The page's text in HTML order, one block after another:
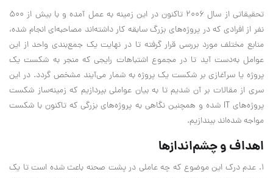
تحقیقاتی از سال 2006 تاکنون در این زمینه به عمل آمده و با بیش از 500
نفر از افرادی که در پروژه‌های بزرگ سابقه کار داشته‌اند مصاحبه‌ای انجام شده،
منابع مختلف مورد بررسی قرار گرفته تا در نهایت یک جمع‌بندی واحد از این
عوامل به‌دست آید تا در مجموع اشتباهات رایجی که منجر به شکست یک
پروژه یا سرآغازی بر شکست یک پروژه به شمار می‌آیند مشخص گردد. در این
سری از مقالات بر آن شدیم تا به بیان عواملی بپردازیم که زمینه‌ساز شکست
پروژه‌های IT شده و همچنین نگاهی به‌ پروژه‌های بزرگی که تاکنون با شکست
مواجه شده‌اند بیندازیم.
اهداف و چشم‌اندازها
1. عدم درک این موضوع که چه عاملی در پشت صحنه باعث شده است تا یک